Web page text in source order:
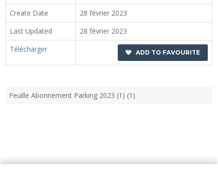
Create Date
28 février 2023
Last Updated
28 février 2023
Télécharger
ADD TO FAVOURITE
Feuille Abonnement Parking 2023 (1) (1)